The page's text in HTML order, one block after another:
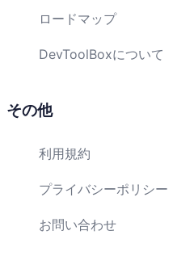
ロードマップ
DevToolBoxについて
その他
利用規約
プライバシーポリシー
お問い合わせ